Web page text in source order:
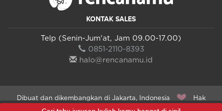
KONTAK SALES
Telp (Senin-Jum'at, Jam 09.00-17.00)
0851-2110-8393
halo@rencanamu.id
Dibuat dan dikembangkan di Jakarta, Indonesia
Hak
Cipta Dilindungi 2015 - 2026 PT Manual Muda Indonesia ©